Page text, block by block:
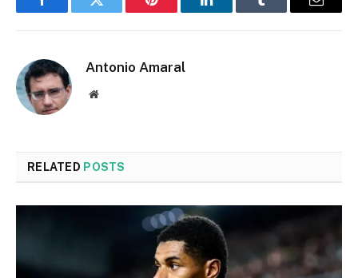
FacebookTwitter Pinterest LinkedInTumblr Email
Antonio Amaral
Website
RELATED POSTS